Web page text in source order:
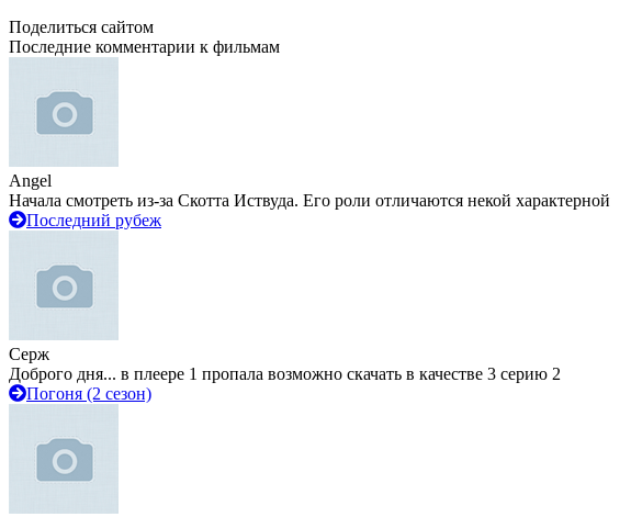
Поделиться сайтом
Последние комментарии к фильмам
Angel
Начала смотреть из-за Скотта Иствуда. Его роли отличаются некой характерной
Последний рубеж
Серж
Доброго дня... в плеере 1 пропала возможно скачать в качестве 3 серию 2
Погоня (2 сезон)